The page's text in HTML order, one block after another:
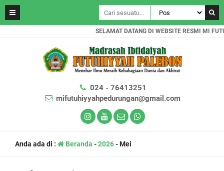
SELAMAT DATANG DI WEBSITE RESMI MI
024 - 76413251
mifutuhiyyahpedurungan@gmail.com
Anda ada di : Beranda -2026-Mei